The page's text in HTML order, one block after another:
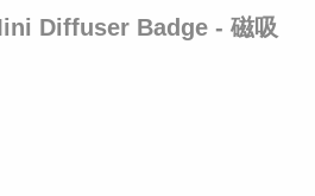
Diffuser Badge - 磁吸